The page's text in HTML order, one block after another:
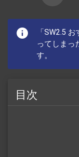
「SW2.5
ってしまっ
す。
目次